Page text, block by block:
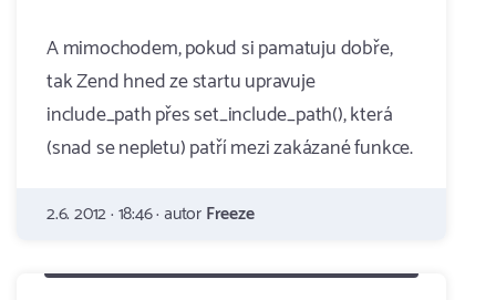
A mimochodem, pokud si pamatuju dobře,
tak Zend hned ze startu upravuje
include_path přes set_include_path(), která
(snad se nepletu) patří mezi zakázané funkce.
2.6. 2012 · 18:46 · autorFreeze